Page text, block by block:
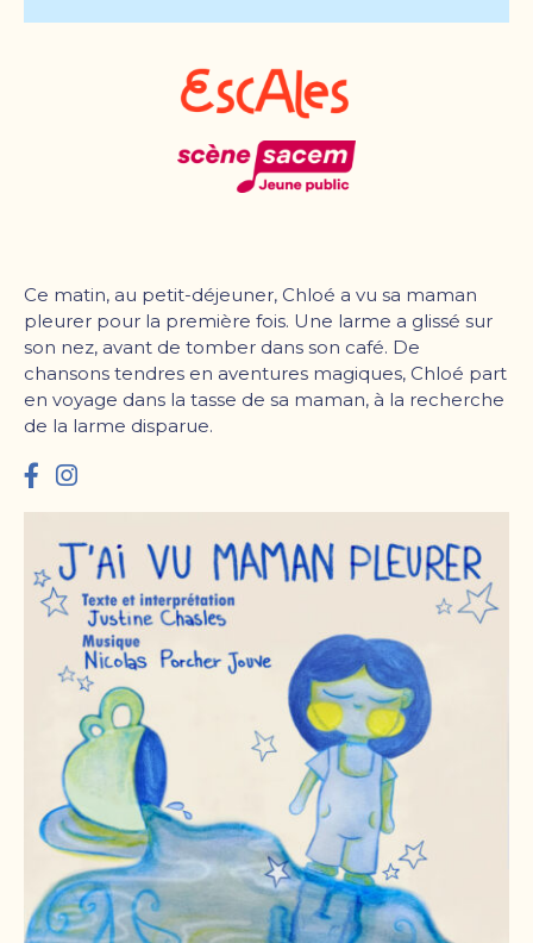
Ce matin, au petit-déjeuner, Chloé a vu sa maman
pleurer pour la première fois. Une larme a glissé sur
son nez, avant de tomber dans son café. De
chansons tendres en aventures magiques, Chloé part
en voyage dans la tasse de sa maman, à la recherche
de la larme disparue.